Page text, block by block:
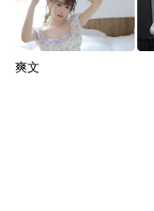
爽文